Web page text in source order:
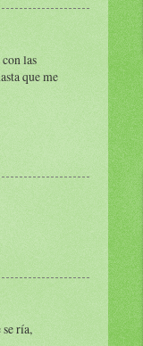
las
que me
ría,